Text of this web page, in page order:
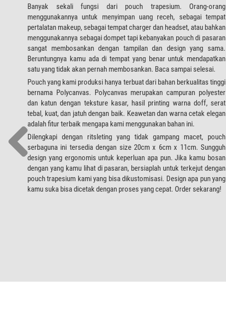
Banyak sekali fungsi dari pouch trapesium. Orang-orang
menggunakannya untuk menyimpan uang receh, sebagai tempat
pertalatan makeup, sebagai tempat charger dan headset, atau bahkan
menggunakannya sebagai dompet tapi kebanyakan pouch di pasaran
sangat membosankan dengan tampilan dan design yang sama.
Beruntungnya kamu ada di tempat yang benar untuk mendapatkan
satu yang tidak akan pernah membosankan. Baca sampai selesai.
Pouch yang kami produksi hanya terbuat dari bahan berkualitas tinggi
bernama Polycanvas. Polycanvas merupakan campuran polyester
dan katun dengan teksture kasar, hasil printing warna doff, serat
tebal, kuat, dan jatuh dengan baik. Keawetan dan warna cetak elegan
adalah fitur terbaik mengapa kami menggunakan bahan ini.
Dilengkapi dengan ritsleting yang tidak gampang macet, pouch
serbaguna ini tersedia dengan size 20cm x 6cm x 11cm. Sungguh
design yang ergonomis untuk keperluan apa pun. Jika kamu bosan
dengan yang kamu lihat di pasaran, bersiaplah untuk terkejut dengan
pouch trapesium kami yang bisa dikustomisasi. Design apa pun yang
kamu suka bisa dicetak dengan proses yang cepat. Order sekarang!